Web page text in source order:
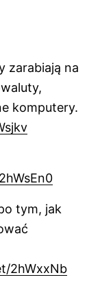
zarabiają na
komputery.
tym, jak
2hWxxNb